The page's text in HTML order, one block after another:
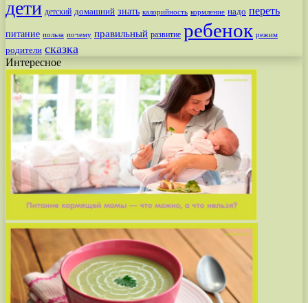
дети детский домашний знать калорийность кормление надо переть
питание польза почему правильный развитие ребенок режим
родители сказка
Интересное